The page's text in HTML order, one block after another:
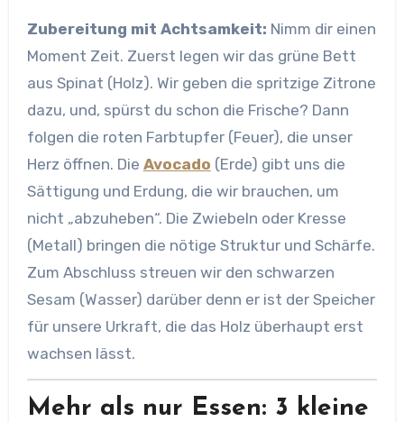
Zubereitung mit Achtsamkeit: Nimm dir einen
Moment Zeit. Zuerst legen wir das grüne Bett
aus Spinat (Holz). Wir geben die spritzige Zitrone
dazu, und, spürst du schon die Frische? Dann
folgen die roten Farbtupfer (Feuer), die unser
Herz öffnen. Die Avocado (Erde) gibt uns die
Sättigung und Erdung, die wir brauchen, um
nicht „abzuheben“. Die Zwiebeln oder Kresse
(Metall) bringen die nötige Struktur und Schärfe.
Zum Abschluss streuen wir den schwarzen
Sesam (Wasser) darüber denn er ist der Speicher
für unsere Urkraft, die das Holz überhaupt erst
wachsen lässt.
Mehr als nur Essen: 3 kleine